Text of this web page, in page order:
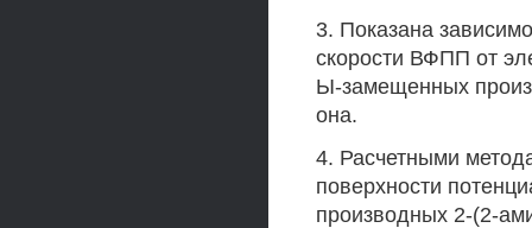
3. Показана
скорости ВФПП от
Ы-замещенных
она.
4. Расчетными
поверхности
производных 2-(2-